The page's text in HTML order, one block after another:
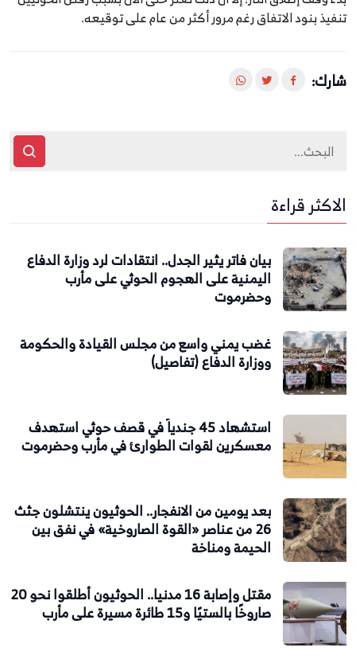
تنفيذ بنود الاتفاق رغم مرور أكثر من عام على توقيعه.
شارك:
الاكثر قراءة
بيان فاتر يثير الجدل.. انتقادات لرد وزارة الدفاع
اليمنية على الهجوم الحوثي على مأرب
وحضرموت
غضب يمني واسع من مجلس القيادة والحكومة
ووزارة الدفاع (تفاصيل)
استشهاد 45 جندياً في قصف حوثي استهدف
معسكرين لقوات الطوارئ في مأرب وحضرموت
بعد يومين من الانفجار.. الحوثيون ينتشلون جثث
26 من عناصر «القوة الصاروخية» في نفق بين
الحيمة ومناخة
مقتل وإصابة 16 مدنيا.. الحوثيون أطلقوا نحو 20
صاروخًا بالستيًا و15 طائرة مسيرة على مأرب